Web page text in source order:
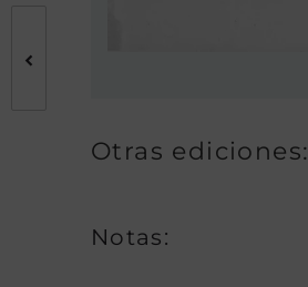
Otras ediciones:
Notas: